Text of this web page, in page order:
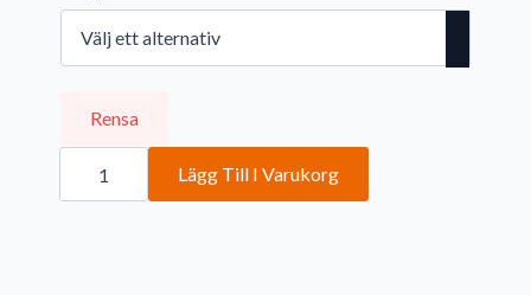
Rensa
Dusch
mängd
Lägg Till I Varukorg